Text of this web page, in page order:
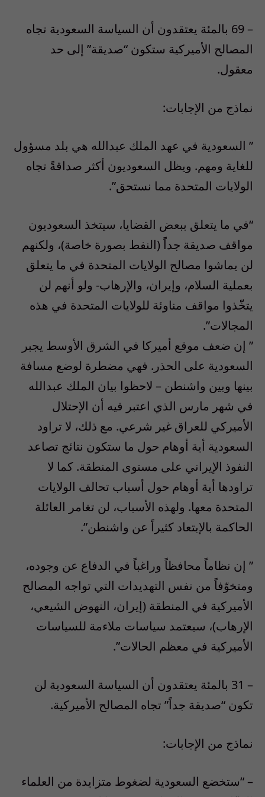
– 69 بالمئة يعتقدون أن السياسة السعودية تجاه
المصالح الأميركية ستكون “صديقة” إلى حد
معقول.
نماذج من الإجابات:
” السعودية في عهد الملك عبدالله هي بلد مسؤول
للغاية ومهم. ويظل السعوديون أكثر صداقةً تجاه
الولايات المتحدة مما نستحق”.
“في ما يتعلق ببعض القضايا، سيتخذ السعوديون
مواقف صديقة جداًً (النفط بصورة خاصة)، ولكنهم
لن يماشوا مصالح الولايات المتحدة في ما يتعلق
بعملية السلام، وإيران، والإرهاب- ولو أنهم لن
يتخّذوا مواقف مناوئة للولايات المتحدة في هذه
المجالات”.
” إن ضعف موقع أميركا في الشرق الأوسط يجبر
السعودية على الحذر. فهي مضطرة لوضع مسافة
بينها وبين واشنطن – لاحظوا بيان الملك عبدالله
في شهر مارس الذي اعتبر فيه أن الإحتلال
الأميركي للعراق غير شرعي. مع ذلك، لا تراود
السعودية أية أوهام حول ما ستكون نتائج تصاعد
النفوذ الإيراني على مستوى المنطقة. كما لا
تراودها أية أوهام حول أسباب تحالف الولايات
المتحدة معها. ولهذه الأسباب، لن تغامر العائلة
الحاكمة بالإبتعاد كثيراً عن واشنطن”.
” إن نظاماً محافظاً وراغباً في الدفاع عن وجوده،
ومتخوّفاً من نفس التهديدات التي تواجه المصالح
الأميركية في المنطقة (إيران، النهوض الشيعي،
الإرهاب)، سيعتمد سياسات ملاءمة للسياسات
الأميركية في معظم الحالات”.
– 31 بالمئة يعتقدون أن السياسة السعودية لن
تكون “صديقة جداً” تجاه المصالح الأميركية.
نماذج من الإجابات:
– “ستخضع السعودية لضغوط متزايدة من العلماء